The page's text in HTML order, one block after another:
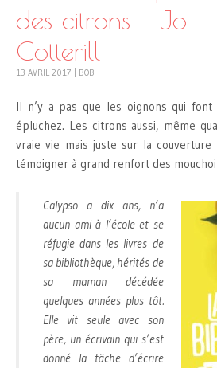
des citrons – Jo
Cotterill
13 AVRIL 2017 BOB
Il n’y a pas que les oignons qui
épluchez. Les citrons aussi, même
vraie vie mais juste sur la
témoigner à grand renfort des
Calypso a dix ans, n’a
aucun ami à l’école et se
réfugie dans les livres de
sa bibliothèque, hérités de
sa maman décédée
quelques années plus tôt.
Elle vit seule avec son
père, un écrivain qui s’est
donné la tâche d’écrire